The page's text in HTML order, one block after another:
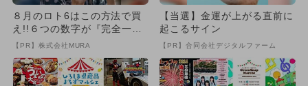
８月のロト6はこの方法で買
え!!６つの数字が『完全一
致』する方法
【PR】株式会社MURA
【当選】金運が上がる直前に
起こるサイン
【PR】合同会社デジタルファーム